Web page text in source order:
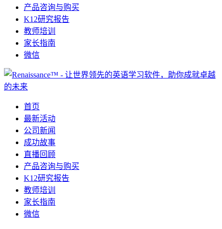
产品咨询与购买
K12研究报告
教师培训
家长指南
微信
首页
最新活动
公司新闻
成功故事
直播回顾
产品咨询与购买
K12研究报告
教师培训
家长指南
微信